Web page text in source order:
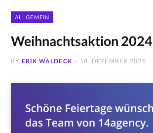
ALLGEMEIN
Weihnachtsaktion 2024
BY ERIK WALDECK 18. DEZEMBER 2024